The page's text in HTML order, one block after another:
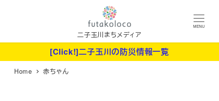
ン
二子玉川まちメディア
MENU
[Click!]二子玉川の防災情報一覧
Home 赤ちゃん